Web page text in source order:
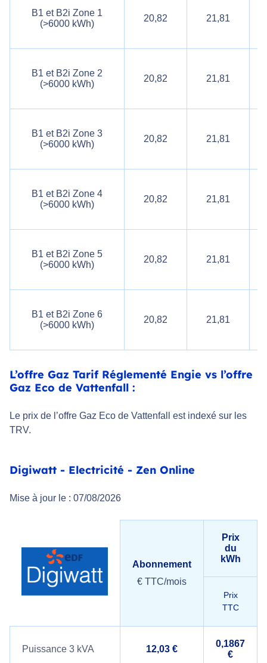
B1 et B2i Zone 1
(>6000 kWh)
20,82 21,81
B1 et B2i Zone 2
(>6000 kWh)
20,82 21,81
B1 et B2i Zone 3
(>6000 kWh)
20,82 21,81
B1 et B2i Zone 4
(>6000 kWh)
20,82 21,81
B1 et B2i Zone 5
(>6000 kWh)
20,82 21,81
B1 et B2i Zone 6
(>6000 kWh)
20,82 21,81
L’offre Gaz Tarif Réglementé Engie vs l’offre
Gaz Eco de Vattenfall :
Le prix de l’offre Gaz Eco de Vattenfall est indexé sur les
TRV.
Digiwatt - Electricité - Zen Online
Mise à jour le : 07/08/2026
Abonnement
€ TTC/mois
Prix
du
kWh
Prix
TTC
Puissance 3 kVA 12,03 €
0,1867
€